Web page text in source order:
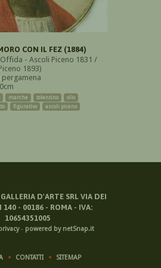
CON IL FEZ (1884)
- Ascoli Piceno 1831 /
1893)
pergamena
marche tolentino
olio
figurativo ascoli piceno
D'ARTE SRL VIA DEI
140 - 00186 - ROMA - IVA:
10654351005
- powered by netSnap.it
CONTATTI SITEMAP